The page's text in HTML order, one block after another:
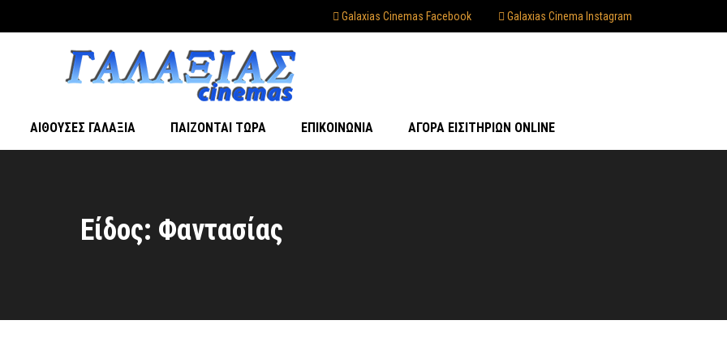
Galaxias Cinemas Facebook Galaxias Cinema Instagram
ΑΊΘΟΥΣΕΣ ΓΑΛΑΞΊΑ ΠΑΊΖΟΝΤΑΙ ΤΏΡΑ ΕΠΙΚΟΙΝΩΝΊΑ ΑΓΟΡΆ ΕΙΣΙΤΗΡΊΩΝ ONLINE
Είδος: Φαντασίας